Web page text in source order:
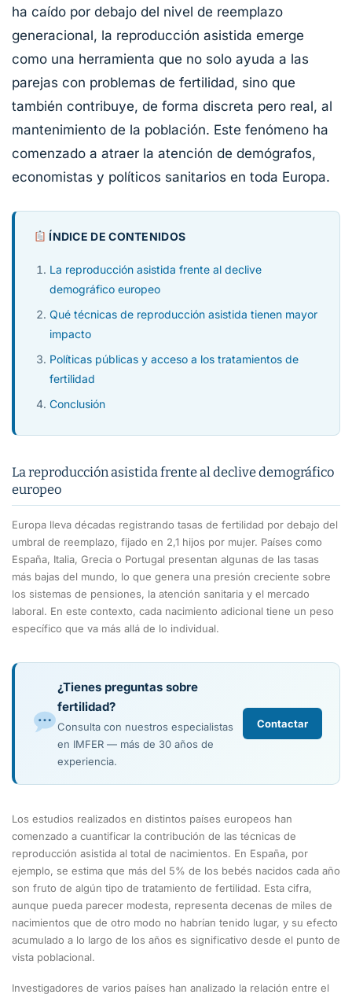
ha caído por debajo del nivel de reemplazo
generacional, la reproducción asistida emerge
como una herramienta que no solo ayuda a las
parejas con problemas de fertilidad, sino que
también contribuye, de forma discreta pero real, al
mantenimiento de la población. Este fenómeno ha
comenzado a atraer la atención de demógrafos,
economistas y políticos sanitarios en toda Europa.
ÍNDICE DE CONTENIDOS
La reproducción asistida frente al declive
demográfico europeo
Qué técnicas de reproducción asistida tienen mayor
impacto
Políticas públicas y acceso a los tratamientos de
fertilidad
Conclusión
La reproducción asistida frente al declive demográfico
europeo
Europa lleva décadas registrando tasas de fertilidad por debajo del
umbral de reemplazo, fijado en 2,1 hijos por mujer. Países como
España, Italia, Grecia o Portugal presentan algunas de las tasas
más bajas del mundo, lo que genera una presión creciente sobre
los sistemas de pensiones, la atención sanitaria y el mercado
laboral. En este contexto, cada nacimiento adicional tiene un peso
específico que va más allá de lo individual.
¿Tienes preguntas sobre
fertilidad?
Consulta con nuestros especialistas
en IMFER — más de 30 años de
experiencia.
Contactar
Los estudios realizados en distintos países europeos han
comenzado a cuantificar la contribución de las técnicas de
reproducción asistida al total de nacimientos. En España, por
ejemplo, se estima que más del 5% de los bebés nacidos cada año
son fruto de algún tipo de tratamiento de fertilidad. Esta cifra,
aunque pueda parecer modesta, representa decenas de miles de
nacimientos que de otro modo no habrían tenido lugar, y su efecto
acumulado a lo largo de los años es significativo desde el punto de
vista poblacional.
Investigadores de varios países han analizado la relación entre el